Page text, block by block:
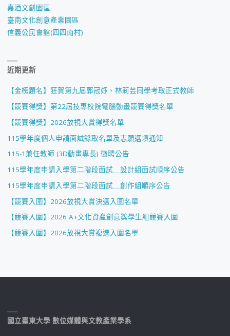
嘉酒文創園區
臺南文化創意產業園區
信義公民會館(四四南村)
近期更新
【金榜題名】狂賀第九屆郭冠妤、林莉芸同學考取正式教師
【競賽得獎】第22屆技專校院電腦動畫競賽得獎名單
【競賽得獎】2026放視大賞得獎名單
115學年度個人申請面試錄取名單及志願選填通知
115-1兼任教師 (3D動畫專長) 徵聘公告
115學年度申請入學第二階段面試＿設計組面試順序公告
115學年度申請入學第二階段面試＿創作組順序公告
【競賽入圍】2026放視大賞決選入圍名單
【競賽入圍】2026 A+文化資產創意獎學生組競賽入圍
【競賽入圍】2026放視大賞複選入圍名單
國立臺東大學 數位媒體與文教產業學系